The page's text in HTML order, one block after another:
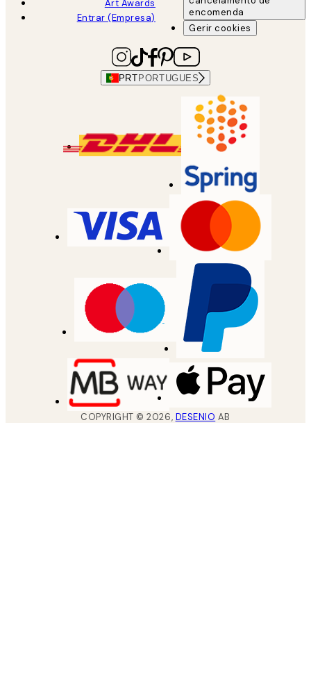
Art Awards
Entrar (Empresa)
encomenda
Gerir cookies
PRT PORTUGUES
COPYRIGHT ©2026, DESENIO AB